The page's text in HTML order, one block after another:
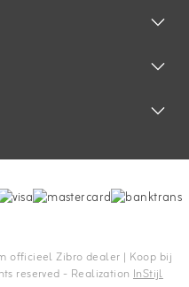
officieel Zibro dealer | Koop bij
reserved - Realization InStijl